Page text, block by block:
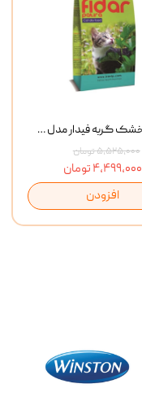
غذای خشک گربه فیدار مدل Adult وزن 10 کیلوگرم
۵,۵۲۵,۰۰۰ تومان
۴,۴۹۹,۰۰۰ تومان
افزودن